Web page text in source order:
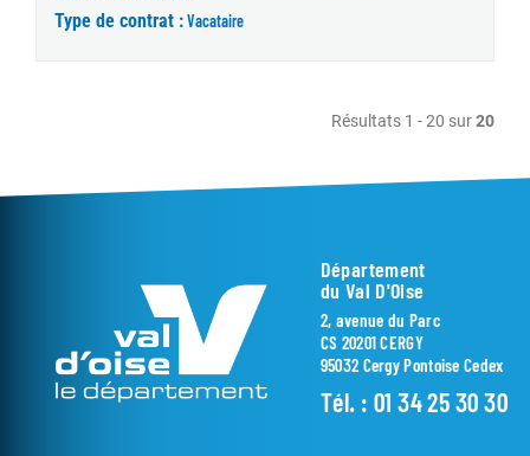
Type de contrat :Vacataire
Résultats 1 - 20 sur20
Département
du Val D'Oise
2, avenue du Parc
CS 20201 CERGY
95032 Cergy Pontoise Cedex
Tél. : 01 34 25 30 30